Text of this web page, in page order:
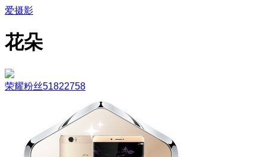
爱摄影
花朵
荣耀粉丝51822758